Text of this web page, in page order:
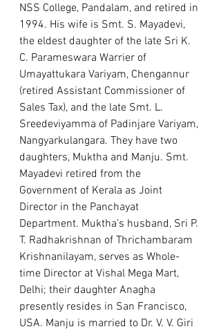
NSS College, Pandalam, and retired in
1994. His wife is Smt. S. Mayadevi,
the eldest daughter of the late Sri K.
C. Parameswara Warrier of
Umayattukara Variyam, Chengannur
(retired Assistant Commissioner of
Sales Tax), and the late Smt. L.
Sreedeviyamma of Padinjare Variyam,
Nangyarkulangara. They have two
daughters, Muktha and Manju. Smt.
Mayadevi retired from the
Government of Kerala as Joint
Director in the Panchayat
Department. Muktha’s husband, Sri P.
T. Radhakrishnan of Thrichambaram
Krishnanilayam, serves as Whole-
time Director at Vishal Mega Mart,
Delhi; their daughter Anagha
presently resides in San Francisco,
USA. Manju is married to Dr. V. V. Giri